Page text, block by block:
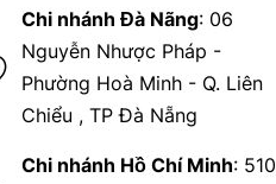
Chi nhánh Đà Nãng: 06
Nguyễn Nhược Pháp -
Phường Hoà Minh - Q. Liên
Chiểu , TP Đà Nẵng
Chi nhánh Hồ Chí Minh: 510